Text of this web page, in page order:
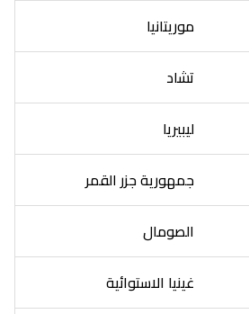
موريتانيا
تشاد
ليبيريا
جمهورية جزر القمر
الصومال
غينيا الاستوائية